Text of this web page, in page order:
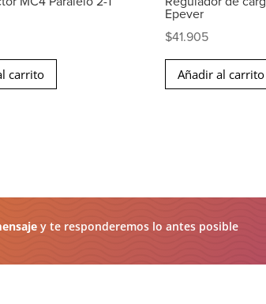
carrito
Epever
$41.905
Añadir al carrito
y te responderemos lo antes posible